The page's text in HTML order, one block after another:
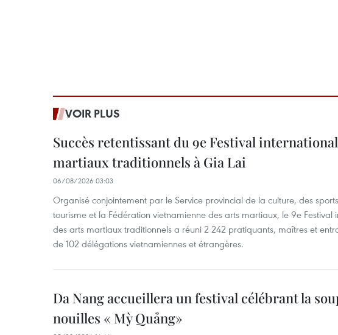
VOIR PLUS
Succès retentissant du 9e Festival
martiaux traditionnels à Gia Lai
06/08/2026 03:03
Organisé conjointement par le Service provincial de la culture, des
tourisme et la Fédération vietnamienne des arts martiaux, le 9e Festival
des arts martiaux traditionnels a réuni 2 242 pratiquants, maîtres et
de 102 délégations vietnamiennes et étrangères.
Da Nang accueillera un festival célébrant la
nouilles « Mỳ Quảng»